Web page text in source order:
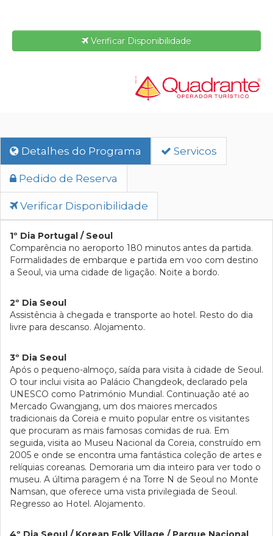
Verificar Disponibilidade
Detalhes do Programa Servicos
Pedido de Reserva
Verificar Disponibilidade
1º Dia Portugal / Seoul
Comparência no aeroporto 180 minutos antes da partida.
Formalidades de embarque e partida em voo com destino
a Seoul, via uma cidade de ligação. Noite a bordo.
2º Dia Seoul
Assistência à chegada e transporte ao hotel. Resto do dia
livre para descanso. Alojamento.
3º Dia Seoul
Após o pequeno-almoço, saída para visita à cidade de Seoul.
O tour inclui visita ao Palácio Changdeok, declarado pela
UNESCO como Património Mundial. Continuação até ao
Mercado Gwangjang, um dos maiores mercados
tradicionais da Coreia e muito popular entre os visitantes
que procuram as mais famosas comidas de rua. Em
seguida, visita ao Museu Nacional da Coreia, construído em
2005 e onde se encontra uma fantástica coleção de artes e
relíquias coreanas. Demoraria um dia inteiro para ver todo o
museu. A última paragem é na Torre N de Seoul no Monte
Namsan, que oferece uma vista privilegiada de Seoul.
Regresso ao Hotel. Alojamento.